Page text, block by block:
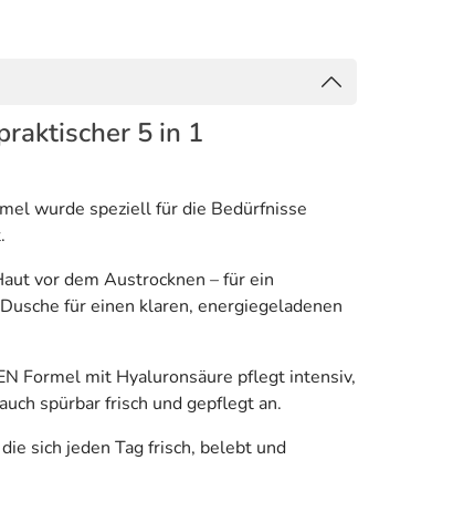
5 in 1
wurde speziell für die Bedürfnisse
vor dem Austrocknen – für ein
für einen klaren, energiegeladenen
Formel mit Hyaluronsäure pflegt intensiv,
spürbar frisch und gepflegt an.
sich jeden Tag frisch, belebt und